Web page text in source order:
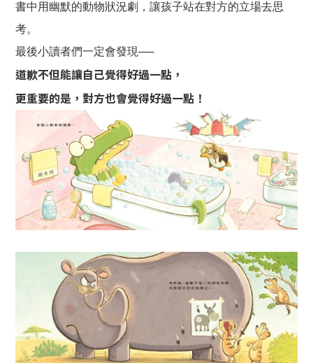
書中用幽默的動物狀況劇，讓孩子站在對方的立場去思
考。
最後小讀者們一定會發現──
道歉不但能讓自己覺得好過一點，
更重要的是，對方也會覺得好過一點！